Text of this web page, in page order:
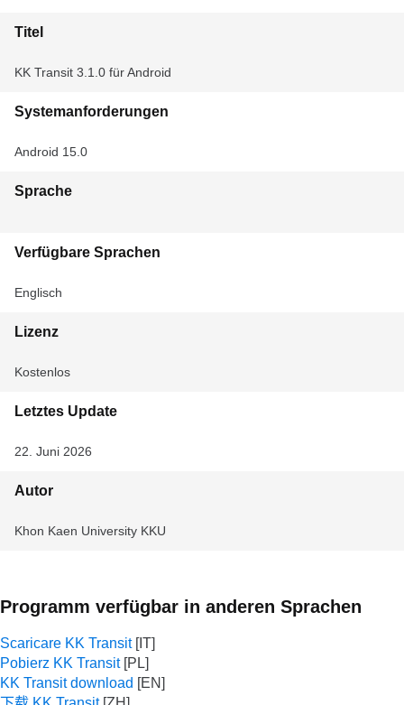
Titel
KK Transit 3.1.0 für Android
Systemanforderungen
Android 15.0
Sprache
Verfügbare Sprachen
Englisch
Lizenz
Kostenlos
Letztes Update
22. Juni 2026
Autor
Khon Kaen University KKU
Programm verfügbar in anderen Sprachen
Scaricare KK Transit
Pobierz KK Transit
KK Transit download